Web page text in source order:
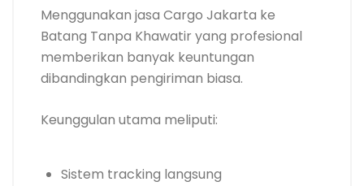
Menggunakan jasa Cargo Jakarta ke
Batang Tanpa Khawatir yang profesional
memberikan banyak keuntungan
dibandingkan pengiriman biasa.
Keunggulan utama meliputi:
Sistem tracking langsung